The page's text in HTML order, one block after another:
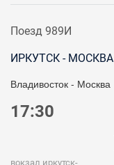
Поезд 989И
ИРКУТСК - МОСКВА
Владивосток - Москва
17:30
вокзал иркутск-